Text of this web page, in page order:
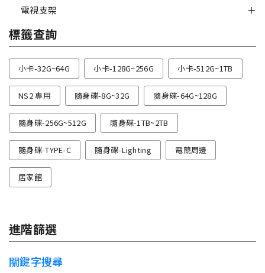
電視支架
標籤查詢
小卡-32G~64G 小卡-128G~256G 小卡-512G~1TB
NS2 專用 隨身碟-8G~32G 隨身碟-64G~128G
隨身碟-256G~512G 隨身碟-1TB~2TB
隨身碟-TYPE-C 隨身碟-Lighting 電競周邊
居家館
進階篩選
關鍵字搜尋